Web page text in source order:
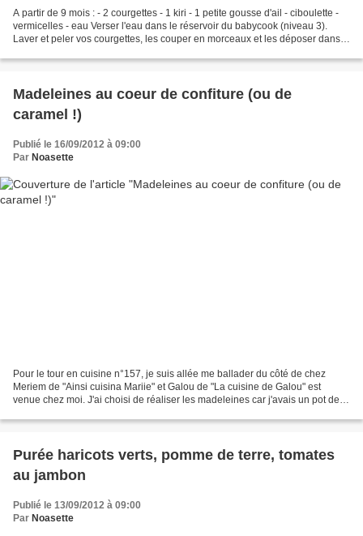
A partir de 9 mois : - 2 courgettes - 1 kiri - 1 petite gousse d'ail - ciboulette -
vermicelles - eau Verser l'eau dans le réservoir du babycook (niveau 3).
Laver et peler vos courgettes, les couper en morceaux et les déposer dans
Madeleines au coeur de confiture (ou de
caramel !)
Publié le 16/09/2012 à 09:00
Par Noasette
Pour le tour en cuisine n°157, je suis allée me ballader du côté de chez
Meriem de "Ainsi cuisina Mariie" et Galou de "La cuisine de Galou" est
venue chez moi. J'ai choisi de réaliser les madeleines car j'avais un pot de
Purée haricots verts, pomme de terre, tomates
au jambon
Publié le 13/09/2012 à 09:00
Par Noasette